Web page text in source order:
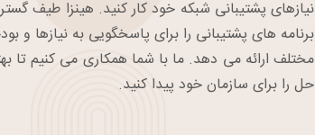
نیازهای پشتیبانی شبکه خود کار کنید. هینزا طیف
برنامه های پشتیبانی را برای پاسخگویی به نیازها و
مختلف ارائه می دهد. ما با شما همکاری می کنیم تا
حل را برای سازمان خود پیدا کنید.